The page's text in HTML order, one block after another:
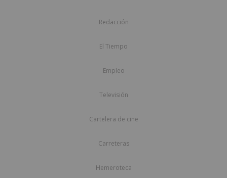
Redacción
El Tiempo
Empleo
Televisión
Cartelera de cine
Carreteras
Hemeroteca